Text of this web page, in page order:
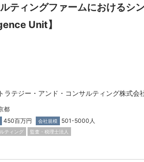
ティングファームにおけるシ
Unit】
ラテジー・アンド・コンサルティング株式会
都
450百万円 会社規模 501-5000人
ティング 監査・税理士法人